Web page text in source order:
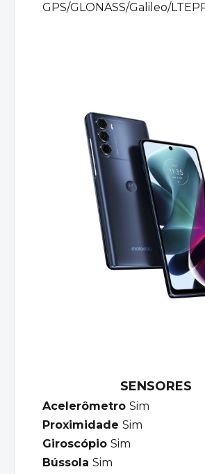
GPS/GLONASS/Galileo/
SENSORES
Acelerômetro Sim
Proximidade Sim
Giroscópio Sim
Bússola Sim